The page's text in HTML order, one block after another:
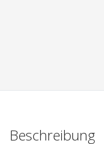
Beschreibung